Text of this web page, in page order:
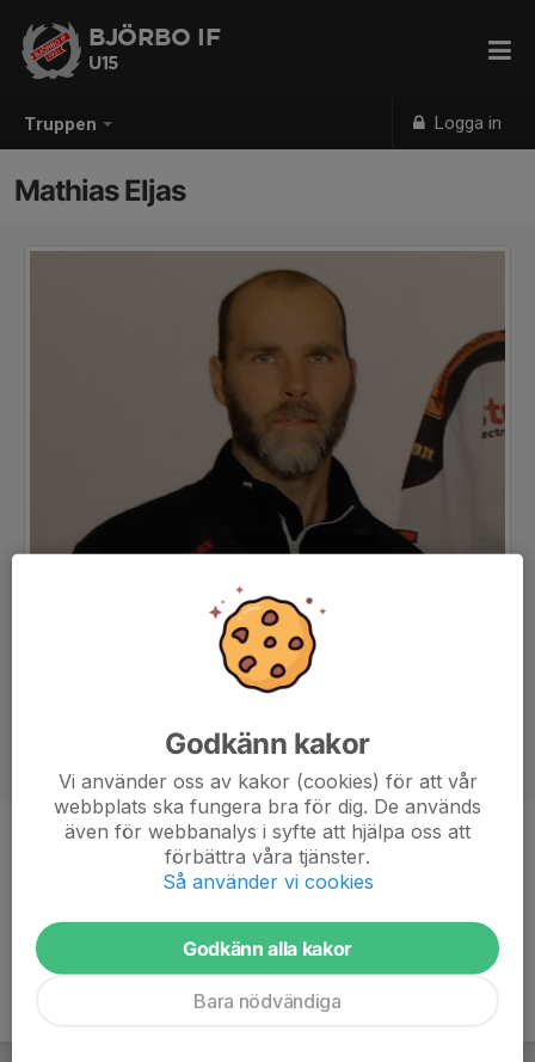
Truppen Logga in
BJÖRBO IF
U15
Mathias Eljas
Tränare
49 år
Godkänn kakor
Vi använder oss av kakor (cookies) för att vår
webbplats ska fungera bra för dig. De används
även för webbanalys i syfte att hjälpa oss att
förbättra våra tjänster.
Så använder vi cookies
Godkänn alla kakor
Bara nödvändiga